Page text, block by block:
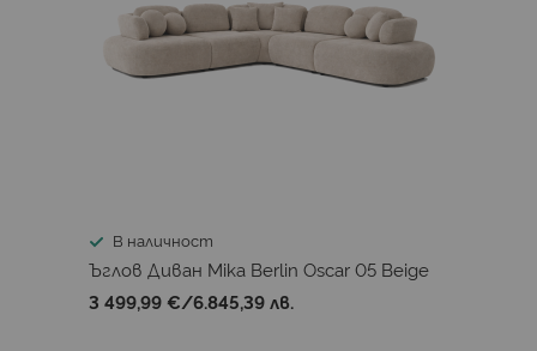
В наличност
Ъглов Диван Mika Berlin Oscar 05 Beige
3 499,99 €/6.845,39 лв.